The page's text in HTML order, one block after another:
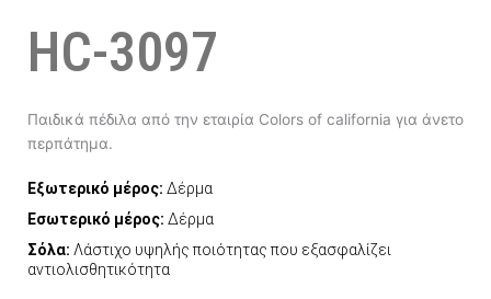
HC-3097
Παιδικά πέδιλα από την εταιρία Colors of california για άνετο
περπάτημα.
Εξωτερικό μέρος: Δέρμα
Εσωτερικό μέρος: Δέρμα
Σόλα: Λάστιχο υψηλής ποιότητας που εξασφαλίζει
αντιολισθητικότητα